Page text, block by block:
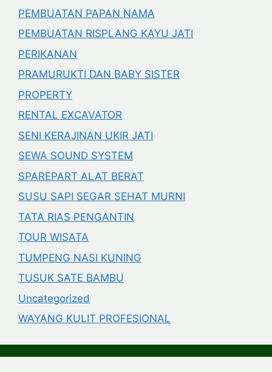
PEMBUATAN PAPAN NAMA
PEMBUATAN RISPLANG KAYU JATI
PERIKANAN
PRAMURUKTI DAN BABY SISTER
PROPERTY
RENTAL EXCAVATOR
SENI KERAJINAN UKIR JATI
SEWA SOUND SYSTEM
SPAREPART ALAT BERAT
SUSU SAPI SEGAR SEHAT MURNI
TATA RIAS PENGANTIN
TOUR WISATA
TUMPENG NASI KUNING
TUSUK SATE BAMBU
Uncategorized
WAYANG KULIT PROFESIONAL